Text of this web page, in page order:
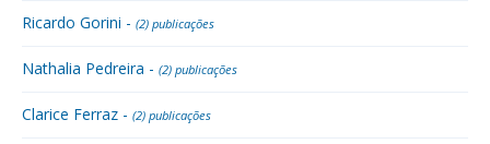
Ricardo Gorini - (2) publicações
Nathalia Pedreira - (2) publicações
Clarice Ferraz - (2) publicações